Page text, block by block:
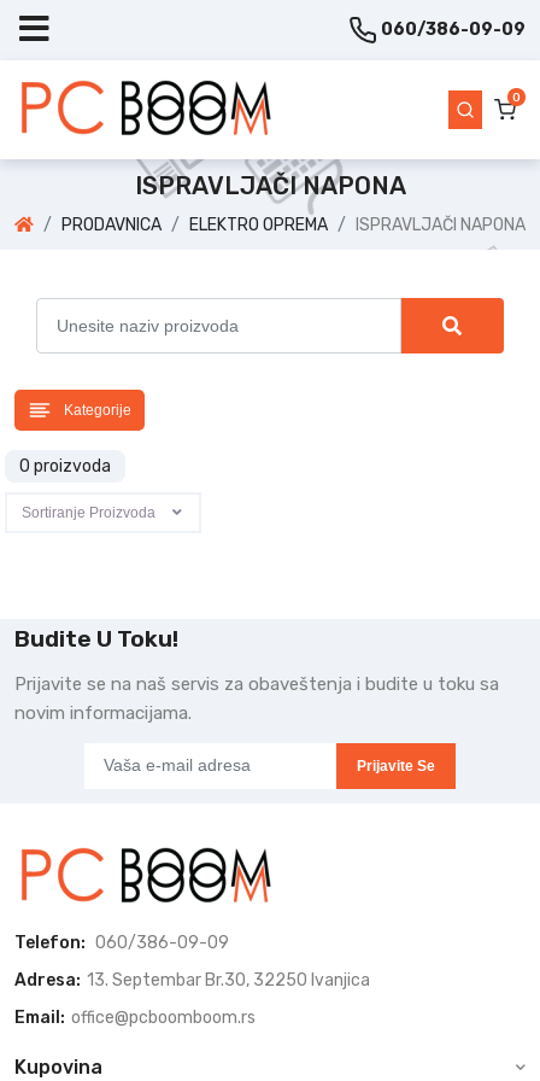
060/386-09-09
0
ISPRAVLJAČI NAPONA
PRODAVNICA ELEKTRO OPREMA ISPRAVLJAČI NAPONA
Kategorije
0 proizvoda
Sortiranje Proizvoda
Budite U Toku!
Prijavite se na naš servis za obaveštenja i budite u toku sa
novim informacijama.
Prijavite Se
Telefon: 060/386-09-09
Adresa: 13. Septembar Br.30, 32250 Ivanjica
Email: office@pcboomboom.rs
Kupovina